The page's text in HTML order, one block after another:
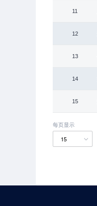
11
12
13
14
15
每页显示